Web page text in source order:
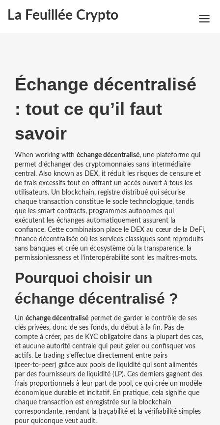
La Feuillée Crypto
Échange décentralisé
: tout ce qu’il faut
savoir
When working with échange décentralisé, une plateforme qui
permet d’échanger des cryptomonnaies sans intermédiaire
central . Also known as DEX, it réduit les risques de censure et
de frais excessifs tout en offrant un accès ouvert à tous les
utilisateurs. Un blockchain, registre distribué qui sécurise
chaque transaction constitue le socle technologique, tandis
que les smart contracts, programmes autonomes qui
exécutent les échanges automatiquementassurent la
confiance. Cette combinaison place le DEX au cœur de la DeFi,
finance décentralisée où les services classiques sont reproduits
sans banqueset crée un écosystème où la transparence, la
permissionlessness et l’interopérabilité sont les maîtres‑mots.
Pourquoi choisir un
échange décentralisé ?
Un échange décentralisépermet de garder le contrôle de ses
clés privées, donc de ses fonds, du début à la fin. Pas de
compte à créer, pas de KYC obligatoire dans la plupart des cas,
et aucune autorité centrale qui peut geler ou confisquer vos
actifs. Le trading s’effectue directement entre pairs
(peer‑to‑peer) grâce aux pools de liquidité qui sont alimentés
par des fournisseurs de liquidité (LP). Ces derniers gagnent des
frais proportionnels à leur part de pool, ce qui crée un modèle
économique durable et incitatif. En pratique, cela signifie que
chaque transaction est enregistrée sur la blockchain
correspondante, rendant la traçabilité et la vérifiabilité simples
pour quiconque veut audit.